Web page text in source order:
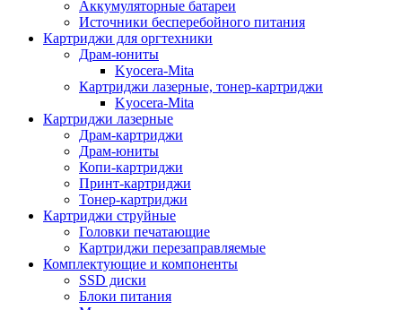
Аккумуляторные батареи
Источники бесперебойного питания
Картриджи для оргтехники
Драм-юниты
Kyocera-Mita
Картриджи лазерные, тонер-картриджи
Kyocera-Mita
Картриджи лазерные
Драм-картриджи
Драм-юниты
Копи-картриджи
Принт-картриджи
Тонер-картриджи
Картриджи струйные
Головки печатающие
Картриджи перезаправляемые
Комплектующие и компоненты
SSD диски
Блоки питания